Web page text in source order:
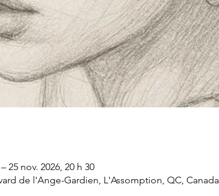
25 nov. 2026, 20 h 30
de l'Ange-Gardien, L'Assomption, QC, Canada